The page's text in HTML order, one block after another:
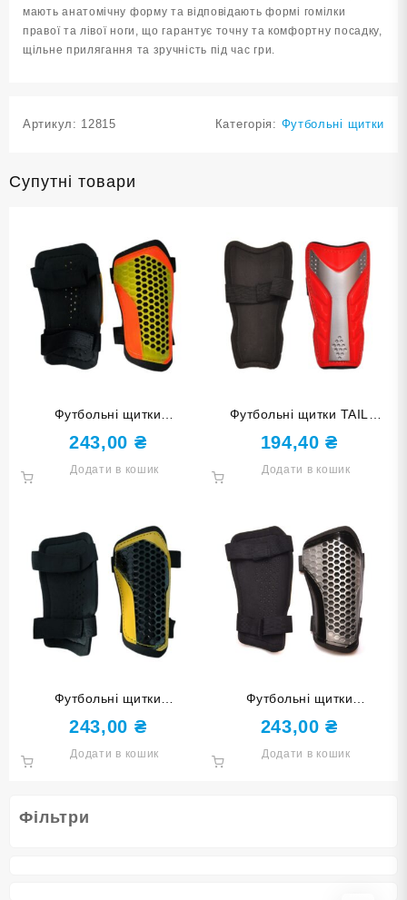
Фільтри
мають анатомічну форму та відповідають формі гомілки
правої та лівої ноги, що гарантує точну та комфортну посадку,
щільне прилягання та зручність під час гри.
Артикул: 12815 Категорія: Футбольні щитки
Супутні товари
Футбольні щитки
HONEYCOMB розмір S
F675-S golden жовто-
оранжеві
243,00 ₴
Додати в кошик
Футбольні щитки TAIL
розмір S F602-S red червоні
194,40₴
Додати в кошик
Футбольні щитки
HONEYCOMB розмір S
F675-S black чорно-жовті
243,00 ₴
Додати в кошик
Футбольні щитки
HONEYCOMB розмір М
F675-М grey сірі
243,00₴
Додати в кошик